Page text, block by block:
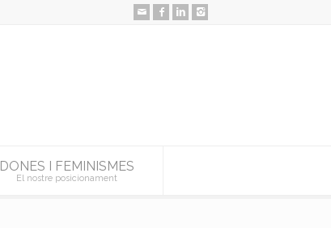
DONES I FEMINISMES
El nostre posicionament